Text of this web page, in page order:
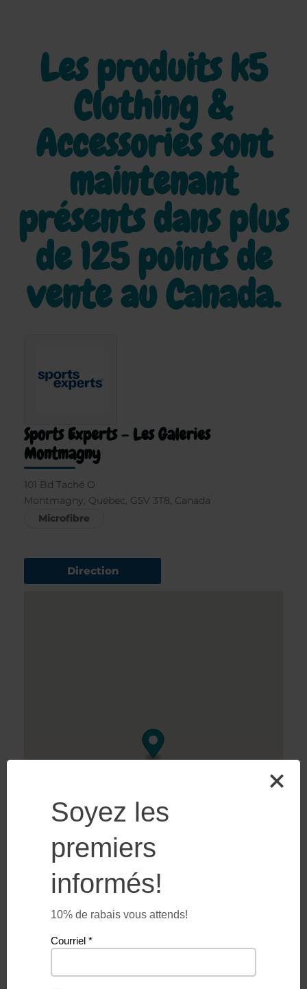
Les produits k5
Clothing &
Accessories sont
maintenant
présents dans plus
de125 points de
vente au Canada.
Sports Experts - Les Galeries
Montmagny
101 Bd Taché O
Montmagny, Québec, G5V 3T8, Canada
Microfibre
Direction
Soyez les
premiers
informés!
10% de rabais vous attends!
Courriel *